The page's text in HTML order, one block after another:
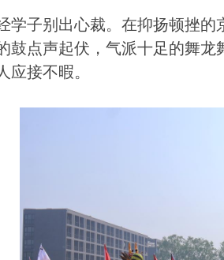
学子别出心裁。在抑扬顿挫
鼓点声起伏，气派十足的舞
应接不暇。